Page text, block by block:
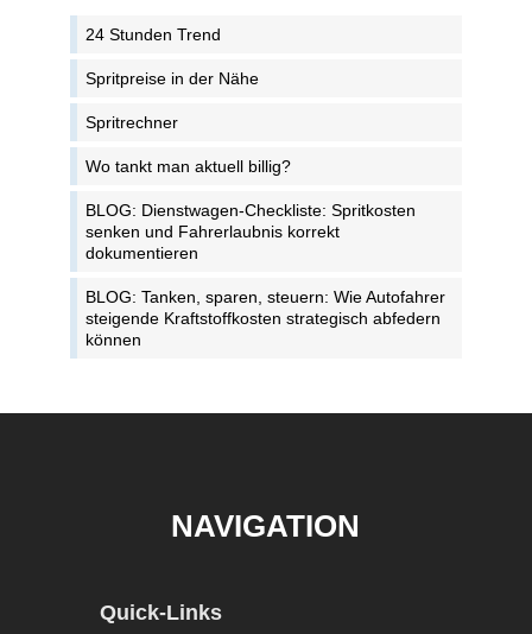
24 Stunden Trend
Spritpreise in der Nähe
Spritrechner
Wo tankt man aktuell billig?
BLOG: Dienstwagen-Checkliste: Spritkosten
senken und Fahrerlaubnis korrekt
dokumentieren
BLOG: Tanken, sparen, steuern: Wie Autofahrer
steigende Kraftstoffkosten strategisch abfedern
können
NAVIGATION
Quick-Links